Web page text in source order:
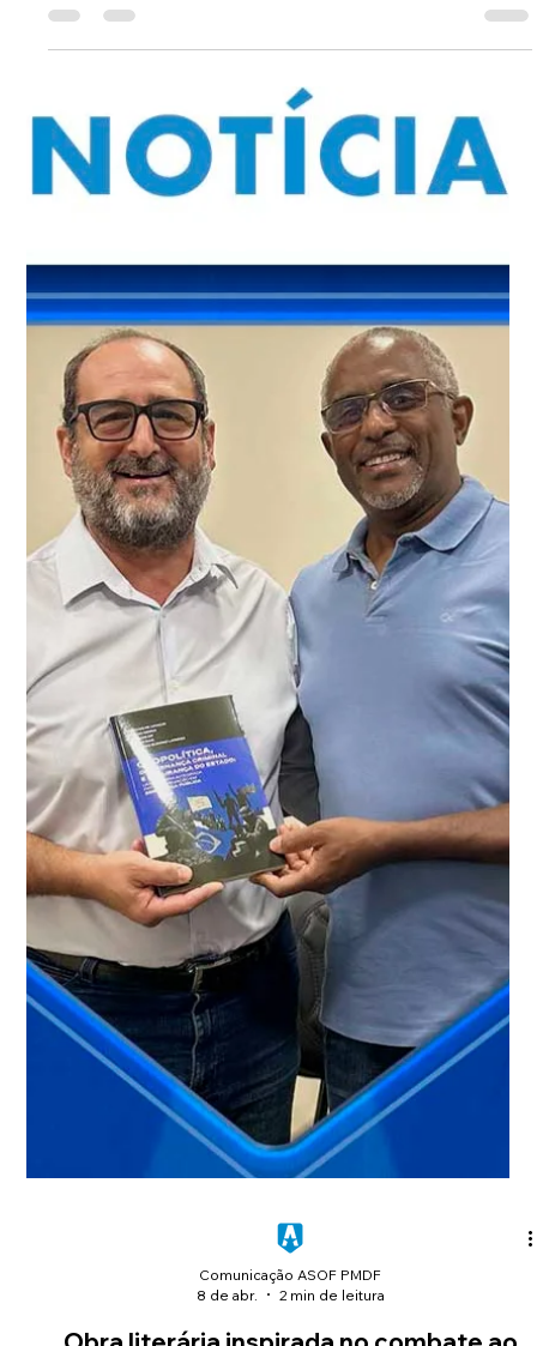
Comunicação ASOF PMDF
19 de abr.
2 min de leitura
ASOF Convênios e Benefícios: conheça o
convênio com o Centro de Beleza e
Estética Marlene Leal
A ASOF apresenta aos associados o convênio com
Taguatinga Sul, destacando os serviços de
podologia e saúde dos pés como mais um
benefício disponível para o oficial associado.